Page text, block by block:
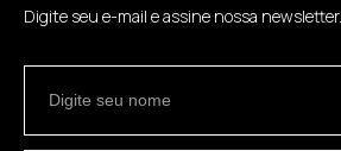
Digite seu e-mail e assine nossa newsletter.